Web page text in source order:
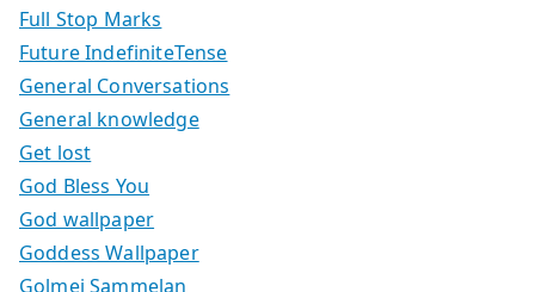
Full Stop Marks
Future IndefiniteTense
General Conversations
General knowledge
Get lost
God Bless You
God wallpaper
Goddess Wallpaper
Golmej Sammelan